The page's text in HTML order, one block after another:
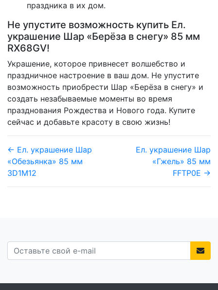
праздника в их дом.
Не упустите возможность купить Ел.
украшение Шар «Берёза в снегу» 85 мм
RX68GV!
Украшение, которое привнесет волшебство и
праздничное настроение в ваш дом. Не упустите
возможность приобрести Шар «Берёза в снегу» и
создать незабываемые моменты во время
празднования Рождества и Нового года. Купите
сейчас и добавьте красоту в свою жизнь!
← Ел. украшение Шар
«Обезьянка» 85 мм
3D1M12
Ел. украшение Шар
«Гжель» 85 мм
FFTP0E →